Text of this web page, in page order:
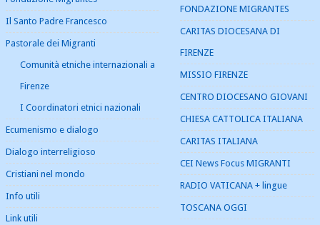
Il Santo Padre Francesco
Pastorale dei Migranti
Comunità etniche internazionali a
Firenze
I Coordinatori etnici nazionali
Ecumenismo e dialogo
Dialogo interreligioso
Cristiani nel mondo
Info utili
Link utili
FONDAZIONE MIGRANTES
CARITAS DIOCESANA DI
FIRENZE
MISSIO FIRENZE
CENTRO DIOCESANO GIOVANI
CHIESA CATTOLICA ITALIANA
CARITAS ITALIANA
CEI News Focus MIGRANTI
RADIO VATICANA + lingue
TOSCANA OGGI